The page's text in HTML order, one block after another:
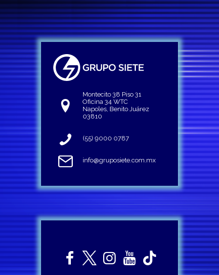
Montecito 38 Piso 31
Oficina 34 WTC
Napoles, Benito Juárez
03810
(55) 9000 0787
info@gruposiete.com.mx